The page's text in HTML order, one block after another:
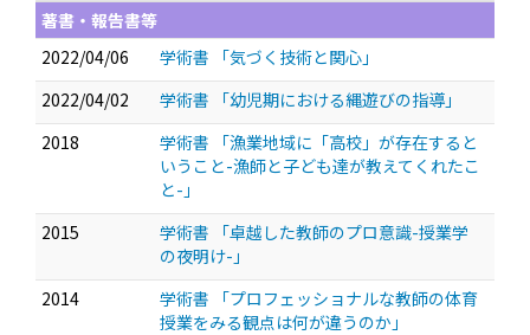
著書・報告書等
2022/04/06
学術書 「気づく技術と関心」
2022/04/02
学術書 「幼児期における縄遊びの指導」
2018
学術書 「漁業地域に「高校」が存在すると
いうこと-漁師と子ども達が教えてくれたこ
と-」
2015
学術書 「卓越した教師のプロ意識-授業学
の夜明け-」
2014
学術書 「プロフェッショナルな教師の体育
授業をみる観点は何が違うのか」